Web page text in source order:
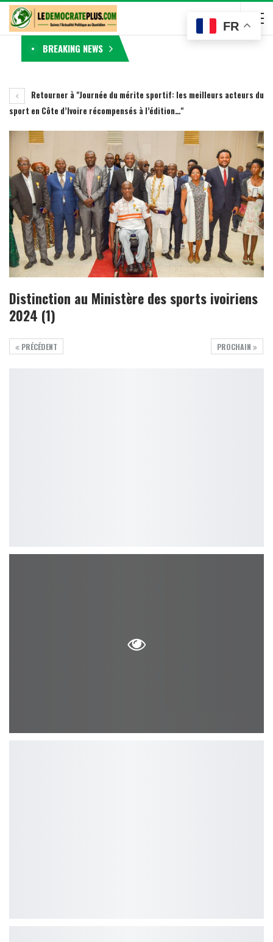
BREAKING NEWS
Retourner à "Journée du mérite sportif: les meilleurs acteurs du
sport en Côte d’Ivoire récompensés à l’édition…"
Distinction au Ministère des sports ivoiriens
2024 (1)
PROCHAIN
PRÉCÉDENT
FR